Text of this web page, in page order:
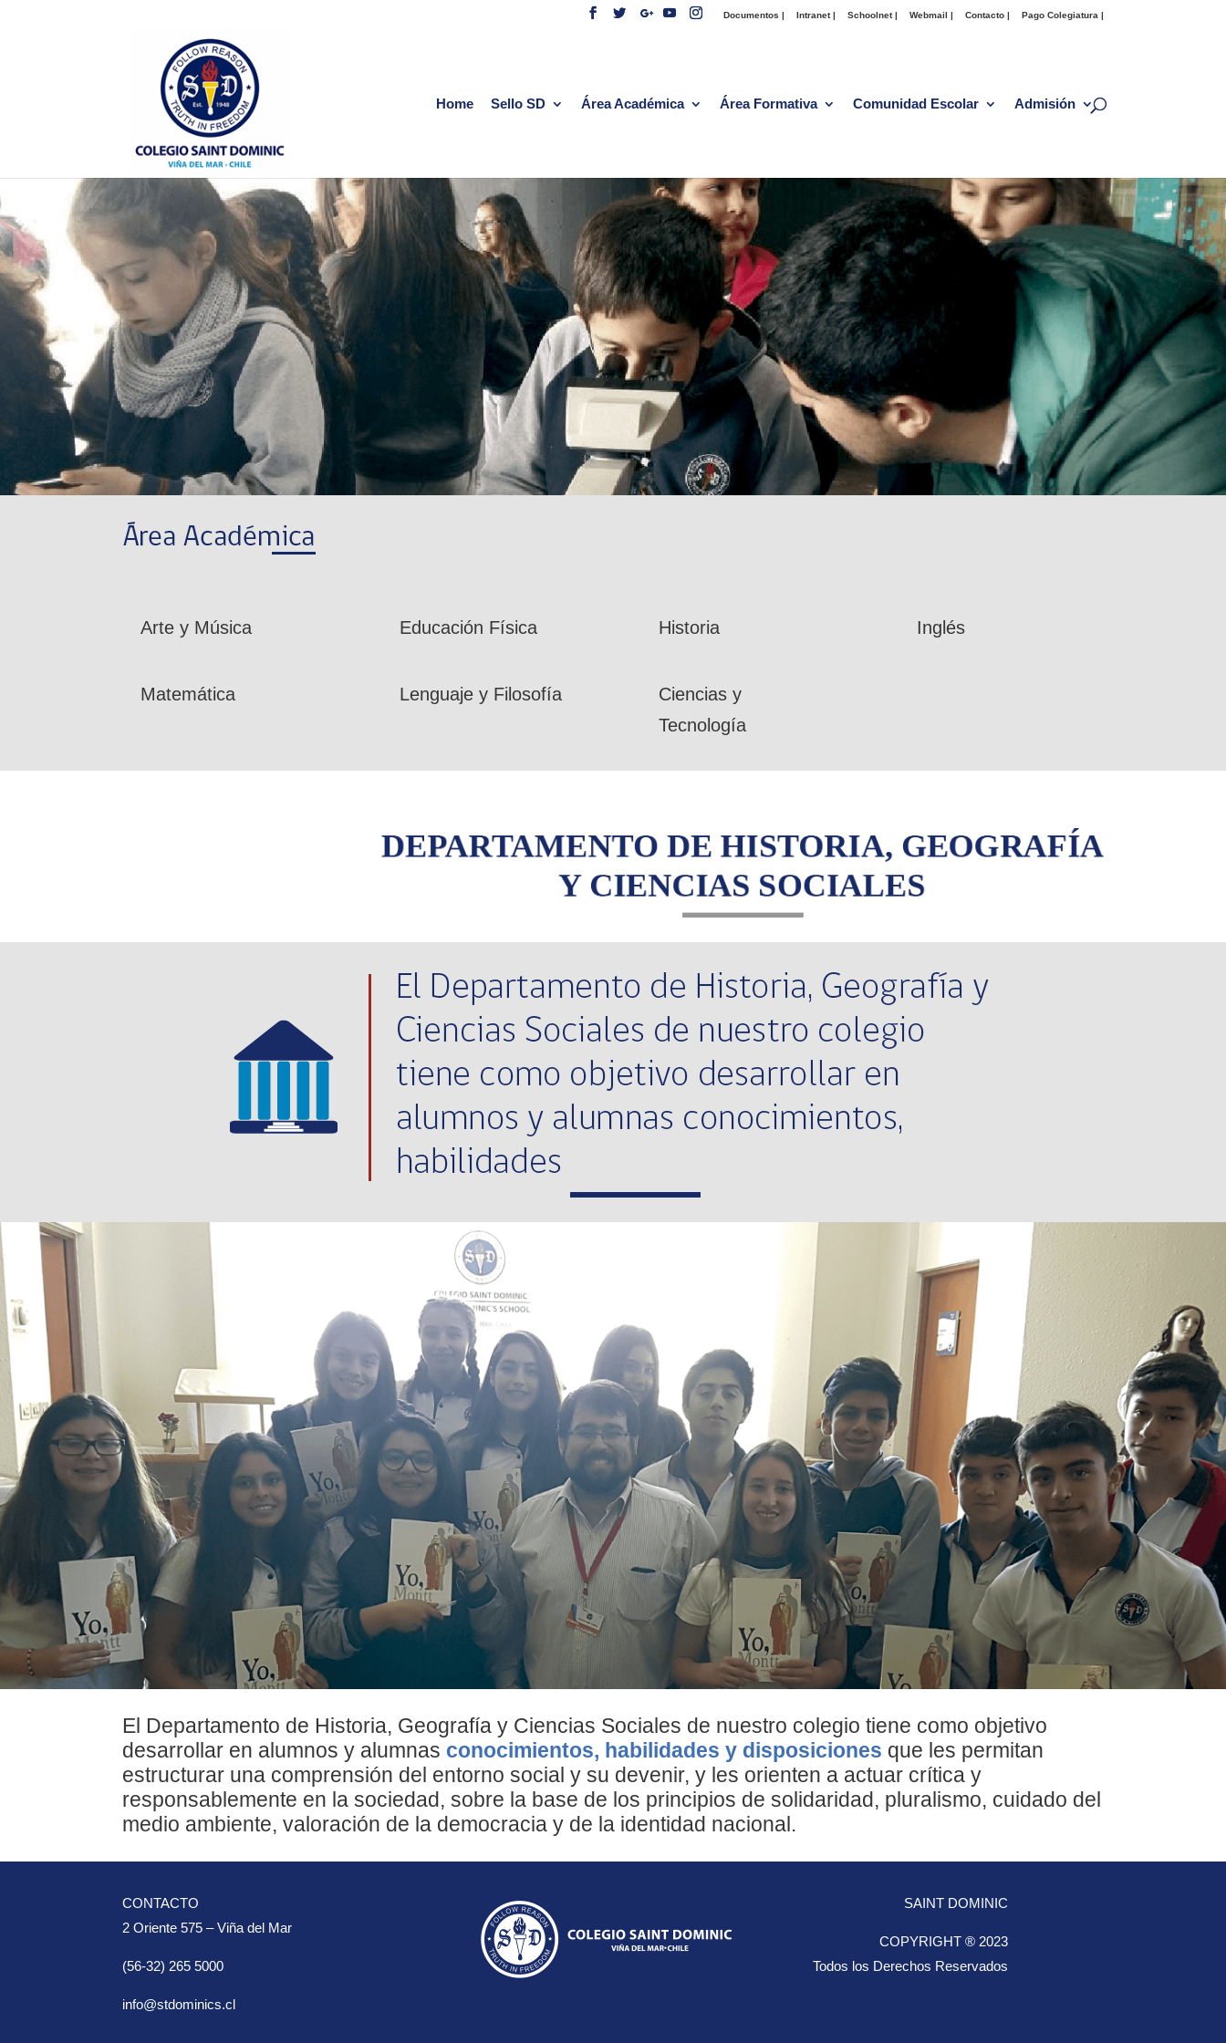
Documentos | Intranet | Schoolnet | Webmail | Contacto | Pago Colegiatura |
Home Sello SD Área Académica Área Formativa Comunidad Escolar Admisión
Arte y Música Educación Física Historia Inglés
Matemática Lenguaje y Filosofía
Ciencias y
Tecnología
El Departamento de Historia, Geografía y Ciencias Sociales de nuestro colegio tiene como objetivo
desarrollar en alumnos y alumnas conocimientos, habilidades y disposiciones que les permitan
estructurar una comprensión del entorno social y su devenir, y les orienten a actuar crítica y
responsablemente en la sociedad, sobre la base de los principios de solidaridad, pluralismo, cuidado del
medio ambiente, valoración de la democracia y de la identidad nacional.
CONTACTO
2 Oriente 575 – Viña del Mar
(56-32) 265 5000
info@stdominics.cl
SAINT DOMINIC
COPYRIGHT ® 2023
Todos los Derechos Reservados